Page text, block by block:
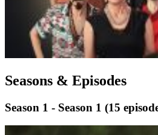
Seasons & Episodes
Season 1 - Season 1 (15